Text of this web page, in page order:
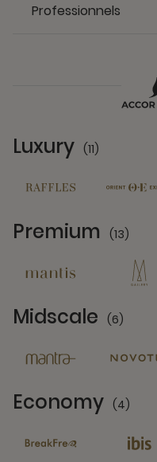
Professionnels
Luxury (11)
Premium (13)
Midscale (6)
Economy (4)